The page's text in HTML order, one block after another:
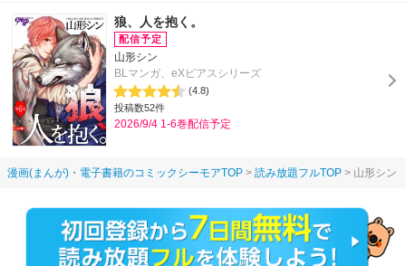
狼、人を抱く。
山形シン
BLマンガ、eXピアスシリーズ
(4.8)
投稿数52件
2026/9/4 1-6巻配信予定
漫画(まんが)・電子書籍のコミックシーモアTOP 読み放題フルTOP 山形シン